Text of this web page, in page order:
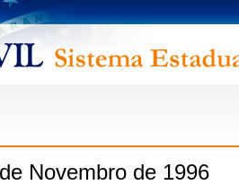
Novembro de 1996